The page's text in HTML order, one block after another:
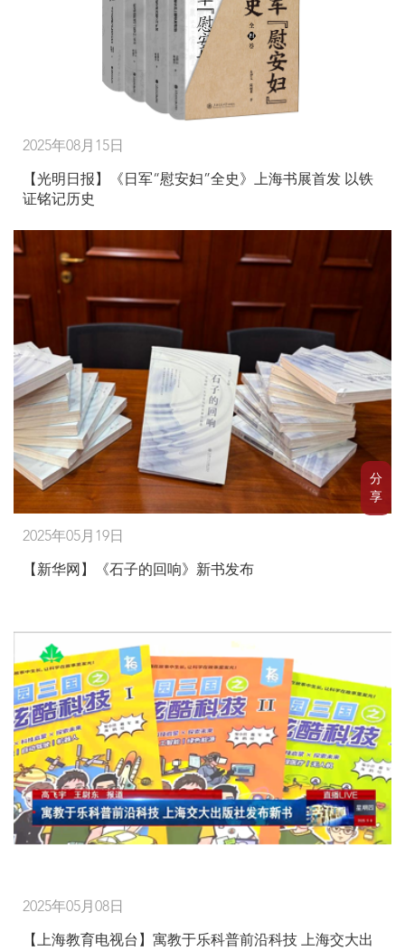
分
享
2025年08月15日
【光明日报】《日军“慰安妇”全史》上海书展首发 以铁
证铭记历史
2025年05月19日
【新华网】《石子的回响》新书发布
2025年05月08日
【上海教育电视台】寓教于乐科普前沿科技 上海交大出